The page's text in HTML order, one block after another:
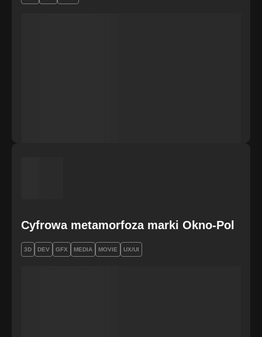
Cyfrowa metamorfoza marki Okno-Pol
3D DEV GFX MEDIA MOVIE UX/UI